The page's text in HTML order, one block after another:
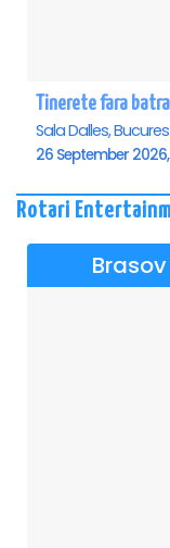
Sala Dalles,
Rotari
Brasov